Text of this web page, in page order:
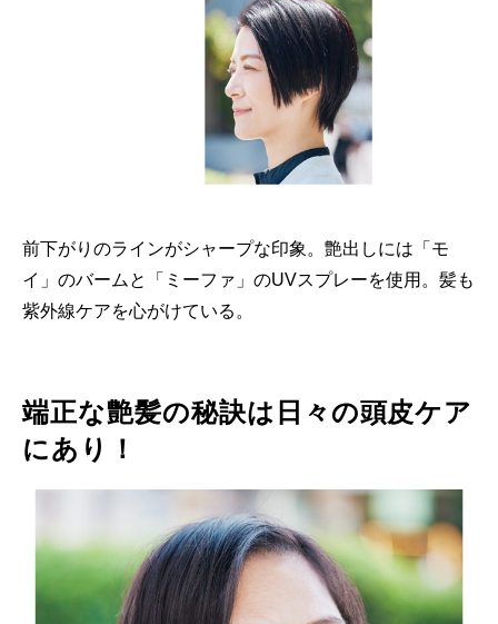
前下がりのラインがシャープな印象。艶出しには「モ
イ」のバームと「ミーファ」のUVスプレーを使用。髪も
紫外線ケアを心がけている。
端正な艶髪の秘訣は日々の頭皮ケア
にあり！